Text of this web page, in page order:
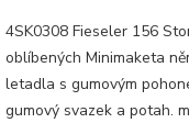
4SK0308 Fieseler 156
oblíbených Minimaketa
letadla s gumovým
gumový svazek a potah.